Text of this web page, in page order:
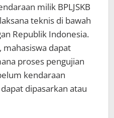
milik BPLJSKB
teknis di bawah
Republik Indonesia.
dapat
proses pengujian
kendaraan
dipasarkan atau